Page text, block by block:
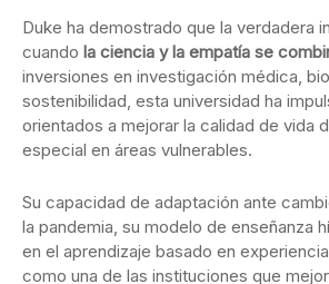
Duke ha demostrado que la verdadera
cuando la ciencia y la empatía se
inversiones en investigación médica,
sostenibilidad, esta universidad ha
orientados a mejorar la calidad de vida
especial en áreas vulnerables.
Su capacidad de adaptación ante
la pandemia, su modelo de enseñanza
en el aprendizaje basado en
como una de las instituciones que